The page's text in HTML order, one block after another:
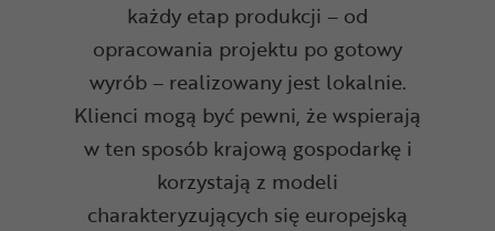
każdy etap produkcji – od
opracowania projektu po gotowy
wyrób – realizowany jest lokalnie.
Klienci mogą być pewni, że wspierają
w ten sposób krajową gospodarkę i
korzystają z modeli
charakteryzujących się europejską